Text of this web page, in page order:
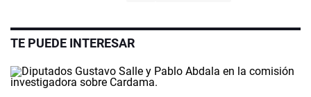
TE PUEDE INTERESAR